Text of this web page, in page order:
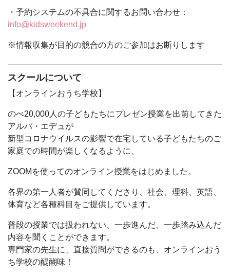
★受講 前のお願い★
①通信アプリ ZOOM のダウンロード
す。Wi-Fi環境または有線LAN環境での受講を推奨しま
す。
ZOOMのダウンロードはこちらから
https://zoom.us/download
ダウンロードには数分かかりますので、余裕をもって作業
をお願いします。
・お部屋は20分前から入室可能です。授業開始15分前ま
でに前日に送りますご案内メールにあるURLから「お部
屋」にお入りください。
③キャンセルについて
キャンセル待ちの方にお回しするために、前日までにご連
絡ください。
ご連絡なくキャンセルをされた場合は、次回以降のお申し
込みをお断りしています。
【要確認お願いします】
ZOOMURLは前日にキッズウィークエンドのマイページよ
りご確認をお願いいたします。
・予約システムの不具合に関するお問い合わせ：
info@kidsweekend.jp
※情報収集が目的の競合の方のご参加はお断りします
スクールについて
【オンラインおうち学校】
のべ20,000人の子どもたちにプレゼン授業を出前してきた
アルバ・エデュが
新型コロナウイルスの影響で在宅している子どもたちのご
家庭での時間が楽しくなるように、
ZOOMを使ってのオンライン授業をはじめました。
各界の第一人者が賛同してくださり、社会、理科、英語、
体育など各種科目をご提供しています。
普段の授業では扱われない、一歩進んだ、一歩踏み込んだ
内容を聞くことができます。
専門家の先生に、直接質問ができるのも、オンラインおう
ち学校の醍醐味！